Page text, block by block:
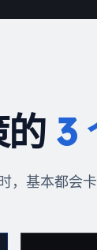
3
基本都会